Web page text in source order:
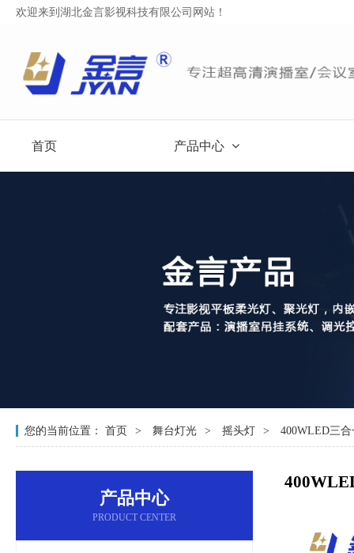
欢迎来到湖北金言影视科技有限公司网站！
首页 产品中心
您的当前位置： 首页 舞台灯光 摇头灯 400WLED三
产品中心
PRODUCT CENTER